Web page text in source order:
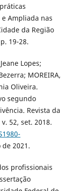
Ampliada nas
da Região
19-28.
Lopes;
MOREIRA,
Oliveira.
segundo
Revista da
52, set. 2018.
2021.
profissionais